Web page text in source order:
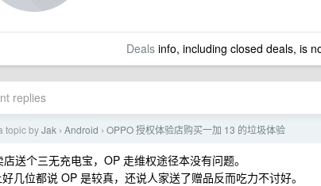
Dealsinfo, including closed deals, is
replies
topic byJak › Android › OPPO 授权体验店购买一加 13 的垃圾体验
送个三无充电宝，OP 走维权途径本没有问题。
几位都说 OP 是较真，还说人家送了赠品反而吃力不讨好。